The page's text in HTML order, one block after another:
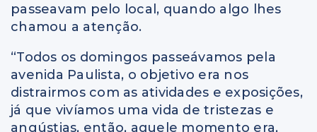
passeavam pelo local, quando algo lhes
chamou a atenção.
“Todos os domingos passeávamos pela
avenida Paulista, o objetivo era nos
distrairmos com as atividades e exposições,
já que vivíamos uma vida de tristezas e
angústias, então, aquele momento era,